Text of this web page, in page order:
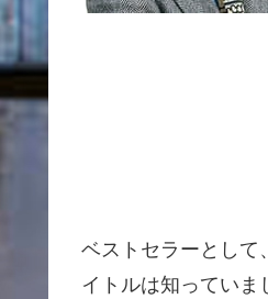
ベストセラーとして
イトルは知っていま